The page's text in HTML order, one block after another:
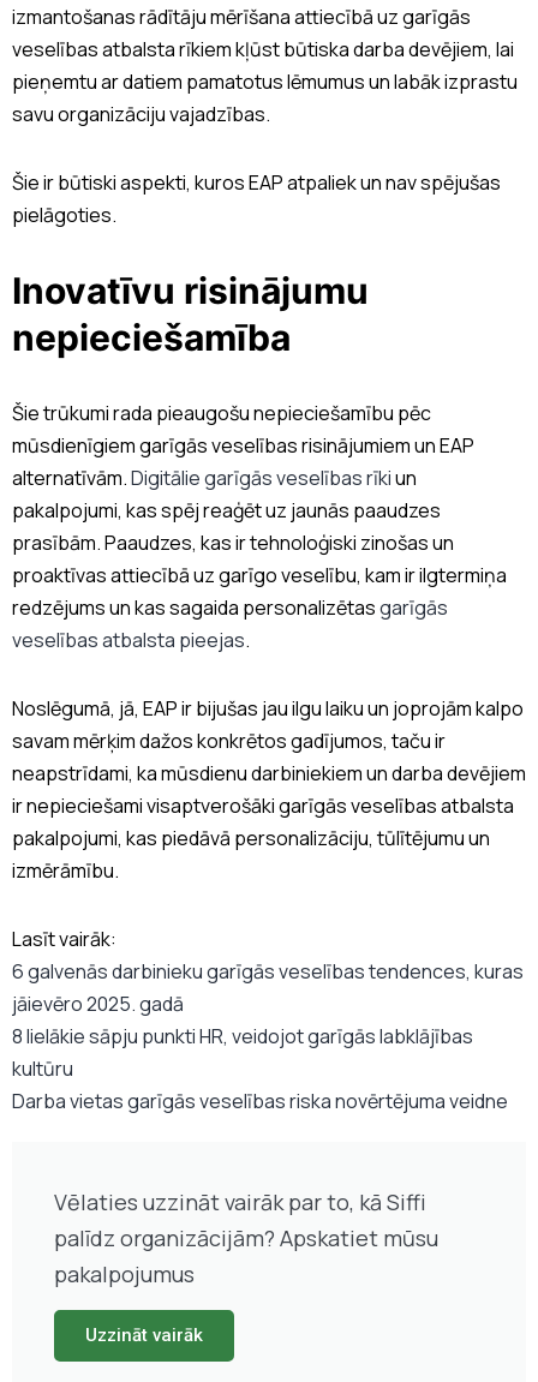
izmantošanas rādītāju mērīšana attiecībā uz garīgās
veselības atbalsta rīkiem kļūst būtiska darba devējiem, lai
pieņemtu ar datiem pamatotus lēmumus un labāk izprastu
savu organizāciju vajadzības.
Šie ir būtiski aspekti, kuros EAP atpaliek un nav spējušas
pielāgoties.
Inovatīvu risinājumu
nepieciešamība
Šie trūkumi rada pieaugošu nepieciešamību pēc
mūsdienīgiem garīgās veselības risinājumiem un EAP
alternatīvām.Digitālie garīgās veselības rīkiun
pakalpojumi, kas spēj reaģēt uz jaunās paaudzes
prasībām. Paaudzes, kas ir tehnoloģiski zinošas un
proaktīvas attiecībā uz garīgo veselību, kam ir ilgtermiņa
redzējums un kas sagaida personalizētasgarīgās
veselības atbalsta pieejas.
Noslēgumā, jā, EAP ir bijušas jau ilgu laiku un joprojām kalpo
savam mērķim dažos konkrētos gadījumos, taču ir
neapstrīdami, ka mūsdienu darbiniekiem un darba devējiem
ir nepieciešami visaptverošāki garīgās veselības atbalsta
pakalpojumi, kas piedāvā personalizāciju, tūlītējumu un
izmērāmību.
Lasīt vairāk:
6 galvenās darbinieku garīgās veselības tendences, kuras
jāievēro 2025. gadā
8 lielākie sāpju punkti HR, veidojot garīgās labklājības
kultūru
Darba vietas garīgās veselības riska novērtējuma veidne
Vēlaties uzzināt vairāk par to, kā Siffi
palīdz organizācijām? Apskatiet mūsu
pakalpojumus
Uzzināt vairāk